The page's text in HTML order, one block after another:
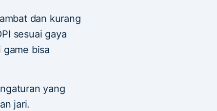
dan kurang
sesuai gaya
bisa
yang
jari.